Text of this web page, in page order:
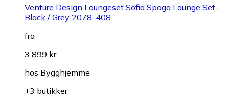
Venture Design Loungeset Sofia Spoga Lounge Set-
Black / Grey 2078-408
fra
3 899 kr
hos Bygghjemme
+3 butikker